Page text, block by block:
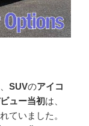
SUVのアイコ
ュー当初は、
ていました。